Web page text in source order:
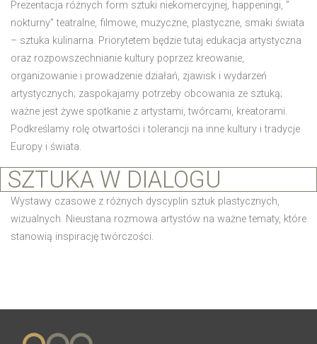
Prezentacja różnych form sztuki niekomercyjnej, happeningi, ”
nokturny” teatralne, filmowe, muzyczne, plastyczne, smaki świata
– sztuka kulinarna. Priorytetem będzie tutaj edukacja artystyczna
oraz rozpowszechnianie kultury poprzez kreowanie,
organizowanie i prowadzenie działań, zjawisk i wydarzeń
artystycznych; zaspokajamy potrzeby obcowania ze sztuką;
ważne jest żywe spotkanie z artystami, twórcami, kreatorami.
Podkreślamy rolę otwartości i tolerancji na inne kultury i tradycje
Europy i świata.
SZTUKA W DIALOGU
Wystawy czasowe z różnych dyscyplin sztuk plastycznych,
wizualnych. Nieustana rozmowa artystów na ważne tematy, które
stanowią inspirację twórczości.